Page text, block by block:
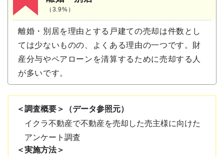
（3.9%）
離婚・別居を理由とする戸建ての売却は件数とし
ては少ないものの、よくある理由の一つです。財
産分与やペアローンを清算するために売却する人
が多いです。
＜調査概要＞（データ参照元）
イクラ不動産で不動産を売却した売主様に向けた
アンケート調査
＜実施方法＞